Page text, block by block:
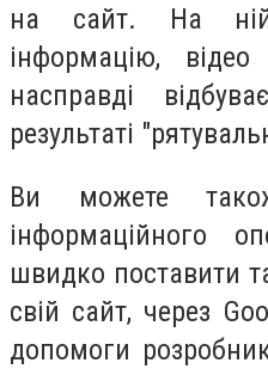
на сайт. На
інформацію,
насправді
результаті
Ви можете
інформаційного
швидко поставити
свій сайт, через
допомоги